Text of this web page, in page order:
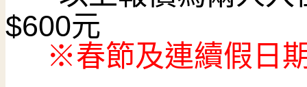
$600元
※春節及連續假日